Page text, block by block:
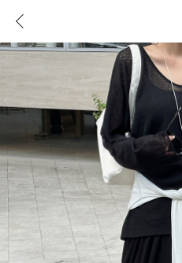
로그인
콘텐츠 리뷰 & 혜택
CATEGORY
도착보장⚡
인플루언서 pick!